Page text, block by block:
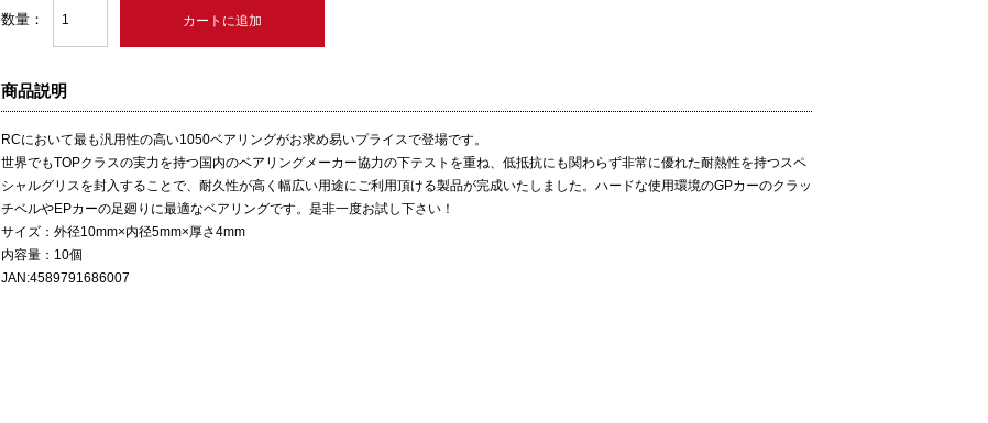
数量：
商品説明
RCにおいて最も汎用性の高い1050ベアリングがお求め易いプライスで登場です。
世界でもTOPクラスの実力を持つ国内のベアリングメーカー協力の下テストを重ね、低抵抗にも関わらず非常に優れた耐熱性を持つスペ
シャルグリスを封入することで、耐久性が高く幅広い用途にご利用頂ける製品が完成いたしました。ハードな使用環境のGPカーのクラッ
チベルやEPカーの足廻りに最適なベアリングです。是非一度お試し下さい！
サイズ：外径10mm×内径5mm×厚さ4mm
内容量：10個
JAN:4589791686007